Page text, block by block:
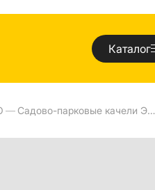
Каталог
— Садово-парковые качели ЭКО